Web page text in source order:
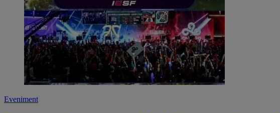
Eveniment